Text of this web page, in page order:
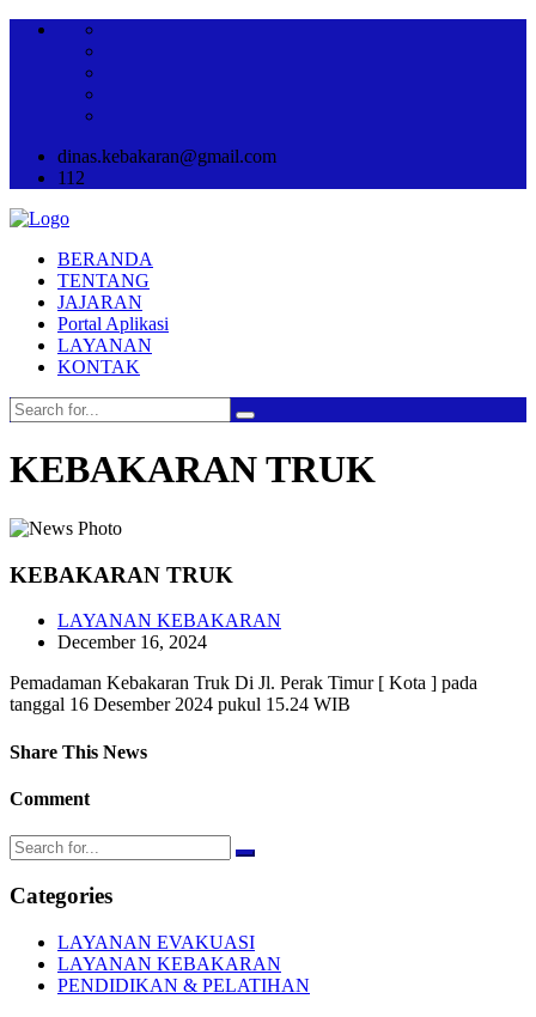
dinas.kebakaran@gmail.com
112
BERANDA
TENTANG
JAJARAN
Portal Aplikasi
LAYANAN
KONTAK
KEBAKARAN TRUK
KEBAKARAN TRUK
LAYANAN KEBAKARAN
December 16, 2024
Pemadaman Kebakaran Truk Di Jl. Perak Timur [ Kota ] pada
tanggal 16 Desember 2024 pukul 15.24 WIB
Share This News
Comment
Categories
LAYANAN EVAKUASI
LAYANAN KEBAKARAN
PENDIDIKAN & PELATIHAN